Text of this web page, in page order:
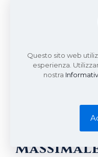
utile inviare
completa
collaboratori, dei
operative e dei
tali elementi
sottolimiti,
Questo sito web
esperienza.
nostra